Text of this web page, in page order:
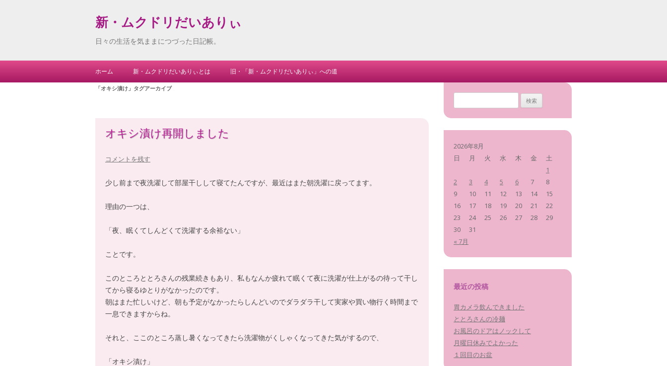
新・ムクドリだいありぃ
日々の生活を気ままにつづった日記帳。
Skip
to
ホーム 新・ムクドリだいありぃとは 旧・「新・ムクドリだいありぃ」への道
「オキシ漬け 」タグアーカイブ
オキシ漬け再開しました
コメントを残す
少し前まで夜洗濯して部屋干しして寝てたんですが、最近はまた朝洗濯に戻ってます。
理由の一つは、
「夜、眠くてしんどくて洗濯する余裕ない」
ことです。
このところととろさんの残業続きもあり、私もなんか疲れて眠くて夜に洗濯が仕上がるの待って干し
てから寝るゆとりがなかったのです。
朝はまた忙しいけど、朝も予定がなかったらしんどいのでダラダラ干して実家や買い物行く時間まで
一息できますからね。
それと、ここのところ蒸し暑くなってきたら洗濯物がくしゃくなってきた気がするので、
「オキシ漬け」
索
2026年8月
日
月 火 水 木 金 土
« 7月
1
2
3 4 5 6 7
8
9
10 11 12 13 14
15
16
17 18 19 20 21
22
23
24 25 26 27 28
29
30
31
最近の投稿
胃カメラ飲んできました
ととろさんの冷麺
お風呂のドアはノックして
月曜日休みでよかった
１回目のお盆